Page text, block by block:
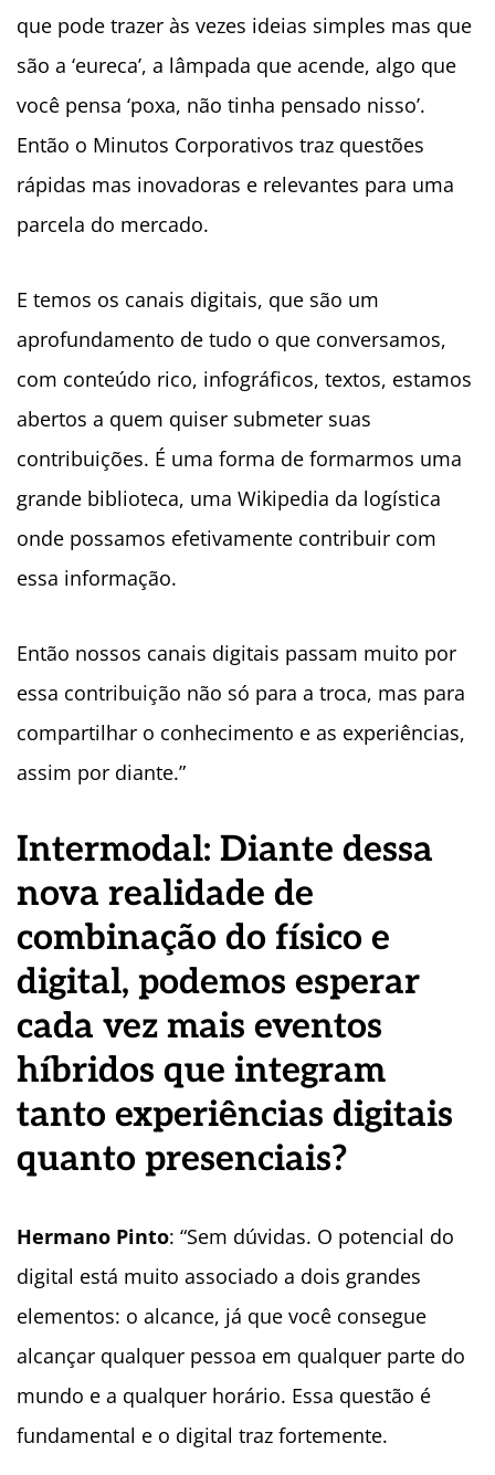
que pode trazer às vezes ideias simples mas que
são a ‘eureca’, a lâmpada que acende, algo que
você pensa ‘poxa, não tinha pensado nisso’.
Então o Minutos Corporativos traz questões
rápidas mas inovadoras e relevantes para uma
parcela do mercado.
E temos os canais digitais, que são um
aprofundamento de tudo o que conversamos,
com conteúdo rico, infográficos, textos, estamos
abertos a quem quiser submeter suas
contribuições. É uma forma de formarmos uma
grande biblioteca, uma Wikipedia da logística
onde possamos efetivamente contribuir com
essa informação.
Então nossos canais digitais passam muito por
essa contribuição não só para a troca, mas para
compartilhar o conhecimento e as experiências,
assim por diante.”
Intermodal: Diante dessa
nova realidade de
combinação do físico e
digital, podemos esperar
cada vez mais eventos
híbridos que integram
tanto experiências digitais
quanto presenciais?
Hermano Pinto: “Sem dúvidas. O potencial do
digital está muito associado a dois grandes
elementos: o alcance, já que você consegue
alcançar qualquer pessoa em qualquer parte do
mundo e a qualquer horário. Essa questão é
fundamental e o digital traz fortemente.